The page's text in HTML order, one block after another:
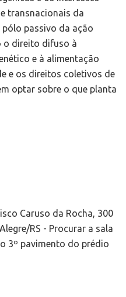
transnacionais da
passivo da ação
o direito difuso à
e à alimentação
e os direitos coletivos de
optar sobre o que planta
Caruso da Rocha, 300
RS - Procurar a sala
3º pavimento do prédio